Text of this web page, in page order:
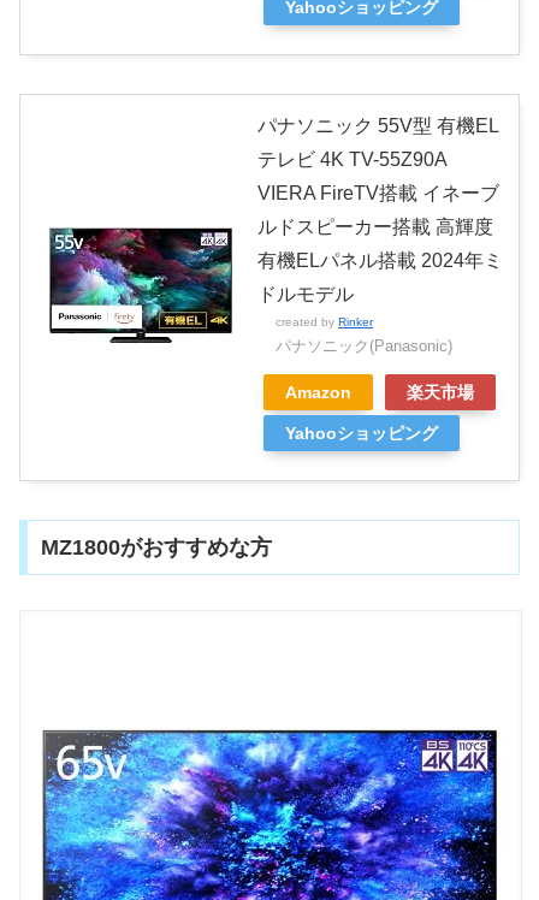
Yahooショッピング
パナソニック 55V型 有機EL
テレビ 4K TV-55Z90A
VIERA FireTV搭載 イネーブ
ルドスピーカー搭載 高輝度
有機ELパネル搭載 2024年ミ
ドルモデル
created by Rinker
パナソニック(Panasonic)
Amazon 楽天市場
Yahooショッピング
MZ1800がおすすめな方